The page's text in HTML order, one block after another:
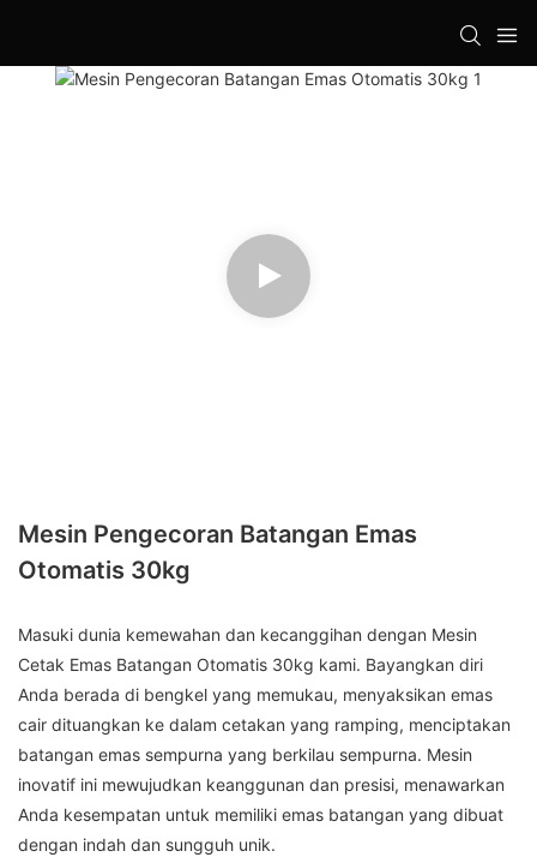
Mesin Pengecoran Batangan Emas
Otomatis 30kg
Masuki dunia kemewahan dan kecanggihan dengan Mesin
Cetak Emas Batangan Otomatis 30kg kami. Bayangkan diri
Anda berada di bengkel yang memukau, menyaksikan emas
cair dituangkan ke dalam cetakan yang ramping, menciptakan
batangan emas sempurna yang berkilau sempurna. Mesin
inovatif ini mewujudkan keanggunan dan presisi, menawarkan
Anda kesempatan untuk memiliki emas batangan yang dibuat
dengan indah dan sungguh unik.